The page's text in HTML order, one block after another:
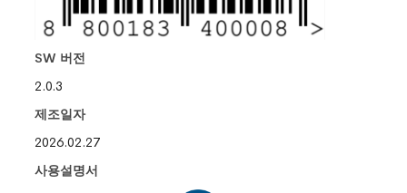
SW 버전
2.0.3
제조일자
2026.02.27
사용설명서